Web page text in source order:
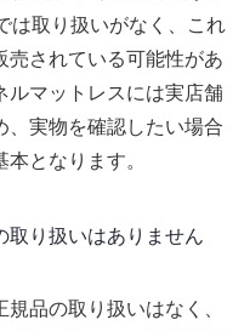
は取り扱いがなく、これ
売されている可能性があ
ルマットレスには実店舗
、実物を確認したい場合
となります。
取り扱いはありません
品の取り扱いはなく、